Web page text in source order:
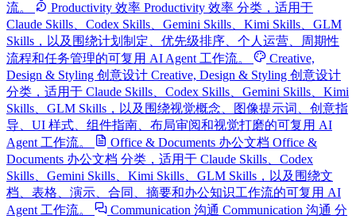
流。
Productivity 效率 Productivity 效率 分类，适用于
Claude Skills、Codex Skills、Gemini Skills、Kimi Skills、GLM
Skills，以及围绕计划制定、优先级排序、个人运营、周期性
流程和任务管理的可复用 AI Agent 工作流。
Creative,
Design & Styling 创意设计 Creative, Design & Styling 创意设计
分类，适用于 Claude Skills、Codex Skills、Gemini Skills、Kimi
Skills、GLM Skills，以及围绕视觉概念、图像提示词、创意指
导、UI 样式、组件指南、布局审阅和视觉打磨的可复用 AI
Agent 工作流。
Office & Documents 办公文档 Office &
Documents 办公文档 分类，适用于 Claude Skills、Codex
Skills、Gemini Skills、Kimi Skills、GLM Skills，以及围绕文
档、表格、演示、合同、摘要和办公知识工作流的可复用 AI
Agent 工作流。
Communication 沟通 Communication 沟通 分